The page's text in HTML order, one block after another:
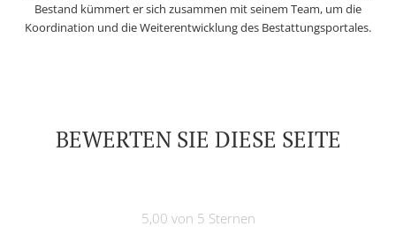
Bestand kümmert er sich zusammen mit seinem Team, um die
Koordination und die Weiterentwicklung des Bestattungsportales.
BEWERTEN SIE DIESE SEITE
5,00 von 5 Sternen